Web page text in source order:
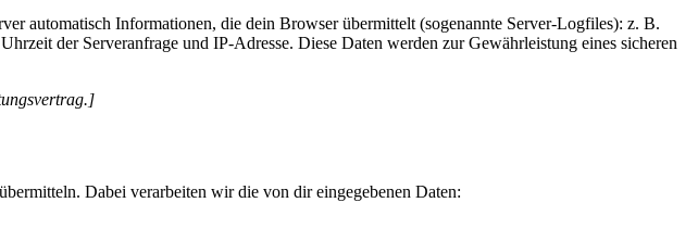
automatisch Informationen, die dein Browser übermittelt (sogenannte Server-Logfiles): z. B.
der Serveranfrage und IP-Adresse. Diese Daten werden zur Gewährleistung eines sicheren
Dabei verarbeiten wir die von dir eingegebenen Daten: